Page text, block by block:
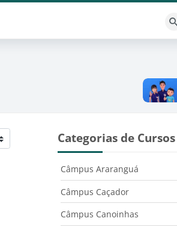
Categorias de Cursos
Câmpus Araranguá
Câmpus Caçador
Câmpus Canoinhas